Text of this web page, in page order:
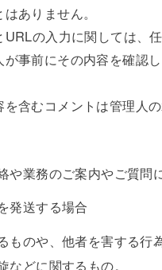
ありません。
の入力に関しては、
事前にその内容を確認
含むコメントは管理人
や業務のご案内やご質問
発送する場合
ものや、他者を害する
どに関するもの。